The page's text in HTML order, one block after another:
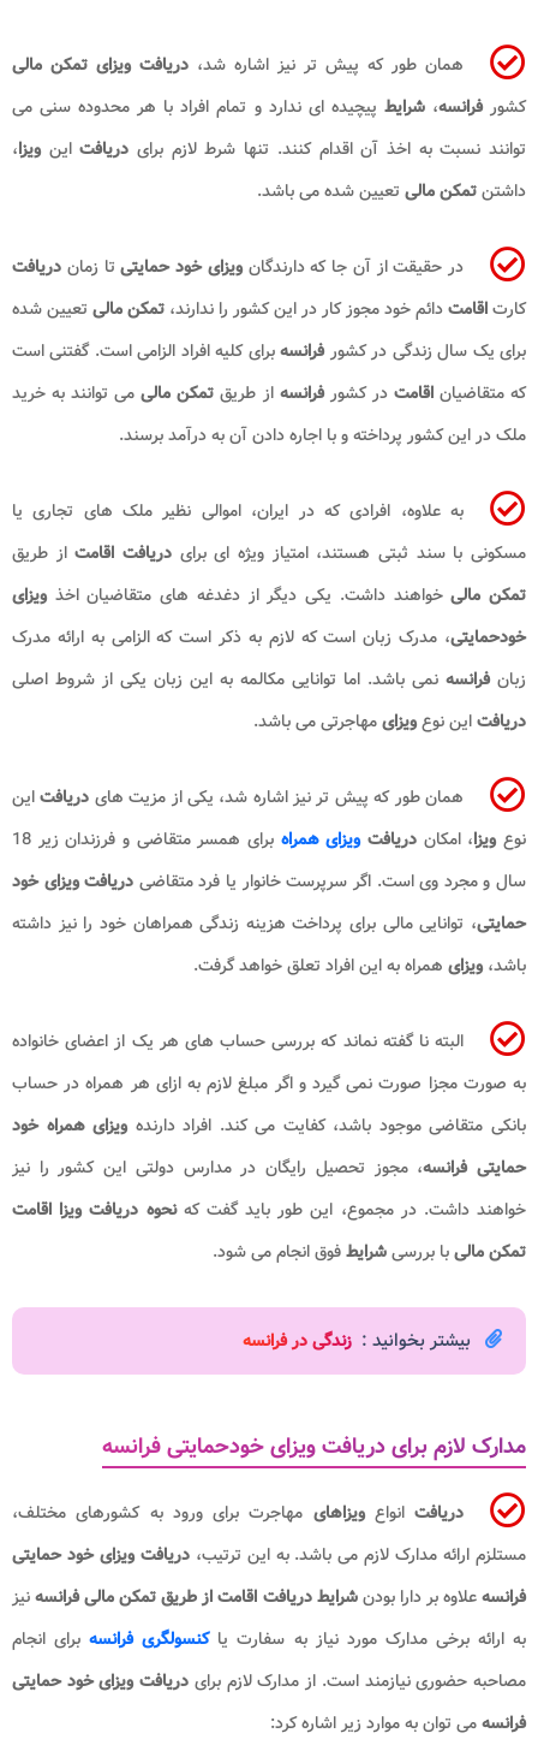
همان طور که پیش تر نیز اشاره شد، دریافت ویزای تمکن مالی
کشورفرانسه،شرایط پیچیده ای ندارد و تمام افراد با هر محدوده سنی می
توانند نسبت به اخذ آن اقدام کنند. تنها شرط لازم برای دریافتاین ویزا،
داشتنتمکن مالی تعیین شده می باشد.
در حقیقت از آن جا که دارندگانویزای خود حمایتی تا زمان دریافت
کارتاقامتدائم خود مجوز کار در این کشور را ندارند، تمکن مالی تعیین شده
برای یک سال زندگی در کشورفرانسهبرای کلیه افراد الزامی است. گفتنی است
که متقاضیاناقامتدر کشورفرانسهاز طریق تمکن مالی می توانند به خرید
ملک در این کشور پرداخته و با اجاره دادن آن به درآمد برسند.
به علاوه، افرادی که در ایران، اموالی نظیر ملک های تجاری یا
مسکونی با سند ثبتی هستند، امتیاز ویژه ای برای دریافت اقامتاز طریق
تمکن مالیخواهند داشت. یکی دیگر از دغدغه های متقاضیان اخذ ویزای
خودحمایتی، مدرک زبان است که لازم به ذکر است که الزامی به ارائه مدرک
زبانفرانسه نمی باشد. اما توانایی مکالمه به این زبان یکی از شروط اصلی
دریافتاین نوعویزایمهاجرتی می باشد.
همان طور که پیش تر نیز اشاره شد، یکی از مزیت های دریافتاین
نوع ویزا، امکان دریافتویزای همراه
برای همسر متقاضی و فرزندان زیر 18
سال و مجرد وی است. اگر سرپرست خانوار یا فرد متقاضی دریافت ویزای خود
حمایتی، توانایی مالی برای پرداخت هزینه زندگی همراهان خود را نیز داشته
باشد، ویزای همراه به این افراد تعلق خواهد گرفت.
البته نا گفته نماند که بررسی حساب های هر یک از اعضای خانواده
به صورت مجزا صورت نمی گیرد و اگر مبلغ لازم به ازای هر همراه در حساب
بانکی متقاضی موجود باشد، کفایت می کند. افراد دارنده ویزای همراه خود
حمایتی فرانسه، مجوز تحصیل رایگان در مدارس دولتی این کشور را نیز
خواهند داشت. در مجموع، این طور باید گفت کهنحوه دریافت ویزا اقامت
تمکن مالیبا بررسیشرایطفوق انجام می شود.
بیشتر بخوانید : زندگی در فرانسه
مدارک لازم برای دریافت ویزای خودحمایتی فرانسه
دریافتانواعویزاهای مهاجرت برای ورود به کشورهای مختلف،
مستلزم ارائه مدارک لازم می باشد. به این ترتیب،دریافت ویزای خود حمایتی
فرانسهعلاوه بر دارا بودنشرایط دریافت اقامت از طریق تمکن مالی​ فرانسهنیز
به ارائه برخی مدارک مورد نیاز به سفارت یاکنسولگری فرانسهبرای انجام
مصاحبه حضوری نیازمند است. از مدارک لازم برای دریافت ویزای خود حمایتی
فرانسهمی توان به موارد زیر اشاره کرد: